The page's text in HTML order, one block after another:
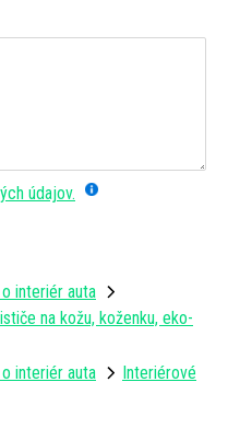
údajov.
interiér auta
na kožu, koženku, eko-
interiér auta
Interiérové